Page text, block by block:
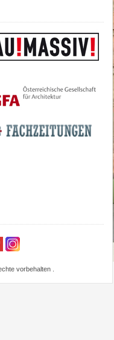
vorbehalten .